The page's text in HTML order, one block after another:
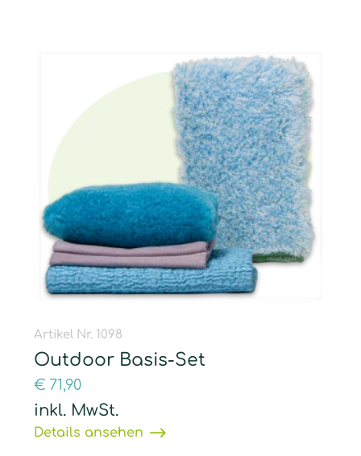
Artikel Nr. 1098
Outdoor Basis-Set
€ 71,90
inkl. MwSt.
Details ansehen